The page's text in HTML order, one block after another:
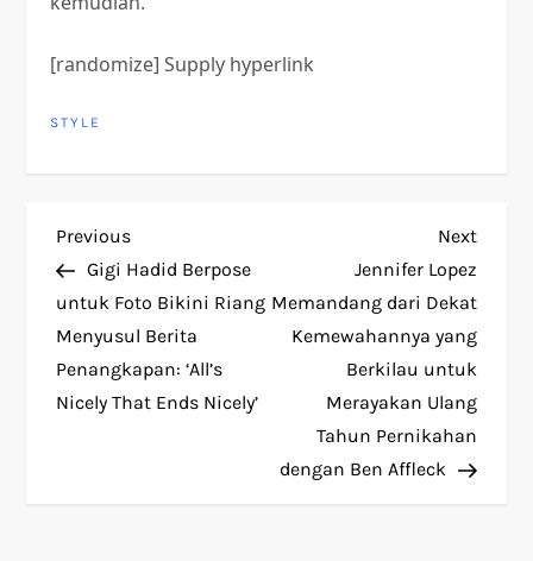
[randomize] Supply hyperlink
STYLE
P
o
s
t
Previous
Post
Previous
Gigi Hadid Berpose
untuk Foto Bikini Riang
Menyusul Berita
Penangkapan: ‘All’s
Nicely That Ends Nicely’
Next
Post
Next
Jennifer Lopez
Memandang dari Dekat
Kemewahannya yang
Berkilau untuk
Merayakan Ulang
Tahun Pernikahan
dengan Ben Affleck